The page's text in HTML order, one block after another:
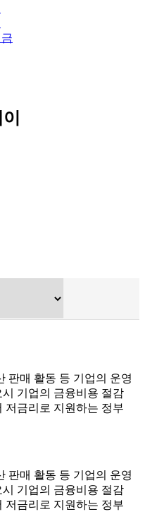
판매 활동 등 기업의 운영
기업의 금융비용 절감
저금리로 지원하는 정부
판매 활동 등 기업의 운영
기업의 금융비용 절감
저금리로 지원하는 정부